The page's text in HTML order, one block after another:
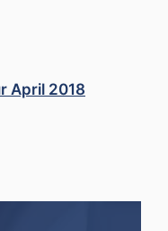
April 2018